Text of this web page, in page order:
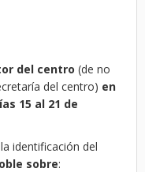
del centro (de no
del centro) en
15 al 21 de
identificación del
sobre: